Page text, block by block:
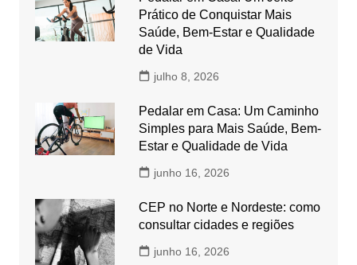
Prático de Conquistar Mais
Saúde, Bem-Estar e Qualidade
de Vida
julho 8, 2026
Pedalar em Casa: Um Caminho
Simples para Mais Saúde, Bem-
Estar e Qualidade de Vida
junho 16, 2026
CEP no Norte e Nordeste: como
consultar cidades e regiões
junho 16, 2026